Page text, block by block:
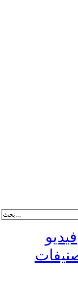
فيديو